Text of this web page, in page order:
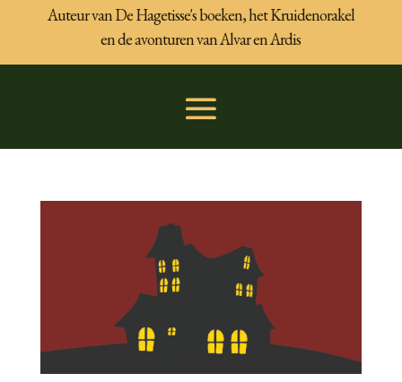
Auteur van De Hagetisse's boeken, het Kruidenorakel
en de avonturen van Alvar en Ardis